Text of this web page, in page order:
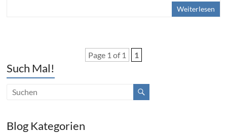
Weiterlesen
Page 1 of 1 1
Such Mal!
Blog Kategorien